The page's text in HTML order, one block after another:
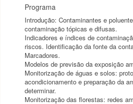
Programa
Introdução: Contaminantes e
contaminação tópicas e difusas.
Indicadores e índices de
riscos. Identificação da fonte da
Marcadores.
Modelos de previsão da exposição
Monitorização de águas e solos:
acondicionamento e preparação da
determinar.
Monitorização das florestas: redes